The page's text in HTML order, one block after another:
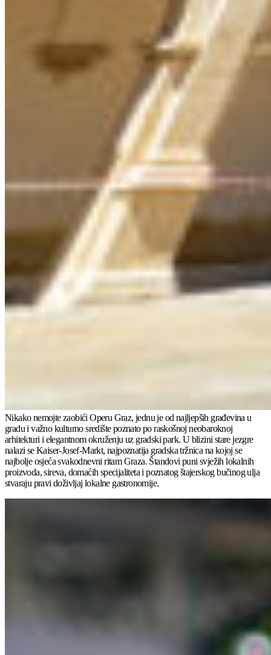
Nikako nemojte zaobići Operu Graz, jednu je od najljepših građevina u
gradu i važno kulturno središte poznato po raskošnoj neobaroknoj
arhitekturi i elegantnom okruženju uz gradski park. U blizini stare jezgre
nalazi se Kaiser-Josef-Markt, najpoznatija gradska tržnica na kojoj se
najbolje osjeća svakodnevni ritam Graza. Štandovi puni svježih lokalnih
proizvoda, sireva, domaćih specijaliteta i poznatog štajerskog bučinog ulja
stvaraju pravi doživljaj lokalne gastronomije.